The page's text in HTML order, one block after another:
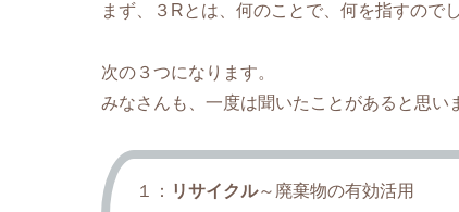
まず、３Rとは、何のことで、何を指すので
次の３つになります。
みなさんも、一度は聞いたことがあると思い
１： リサイクル～廃棄物の有効活用